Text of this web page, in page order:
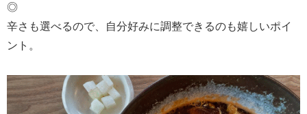
◎
辛さも選べるので、自分好みに調整できるのも嬉しいポイ
ント。